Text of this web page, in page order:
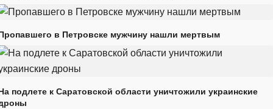
в Петровске мужчину нашли мертвым
подлете к Саратовской области уничтожили украинские